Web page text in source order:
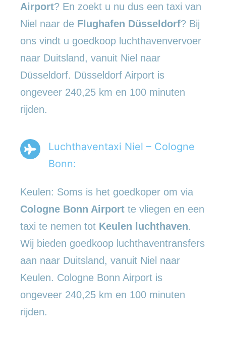
Airport? En zoekt u nu dus een taxi van
Niel naar de Flughafen Düsseldorf? Bij
ons vindt u goedkoop luchthavenvervoer
naar Duitsland, vanuit Niel naar
Düsseldorf. Düsseldorf Airport is
ongeveer 240,25 km en 100 minuten
rijden.
Luchthaventaxi Niel – Cologne
Bonn:
Keulen: Soms is het goedkoper om via
Cologne Bonn Airport te vliegen en een
taxi te nemen tot Keulen luchthaven.
Wij bieden goedkoop luchthaventransfers
aan naar Duitsland, vanuit Niel naar
Keulen. Cologne Bonn Airport is
ongeveer 240,25 km en 100 minuten
rijden.